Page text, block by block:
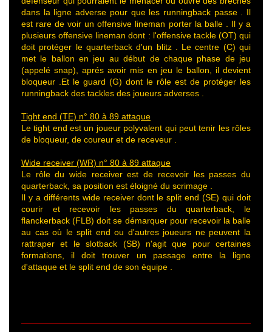
dans la ligne adverse pour que les runningback passe . Il
est rare de voir un offensive lineman porter la balle . Il y a
plusieurs offensive lineman dont : l'offensive tackle (OT) qui
doit protéger le quarterback d'un blitz . Le centre (C) qui
met le ballon en jeu au début de chaque phase de jeu
(appelé snap), aprés avoir mis en jeu le ballon, il devient
bloqueur .Et le guard (G) dont le rôle est de protéger les
runningback des tackles des joueurs adverses .
Tight end (TE) n° 80 à 89 attaque
Le tight end est un joueur polyvalent qui peut tenir les rôles
de bloqueur, de coureur et de receveur .
Wide receiver (WR) n° 80 à 89 attaque
Le rôle du wide receiver est de recevoir les passes du
quarterback, sa position est éloigné du scrimage .
Il y a différents wide receiver dont le split end (SE) qui doit
courir et recevoir les passes du quarterback, le
flanckerback (FLB) doit se démarquer pour recevoir la balle
au cas où le split end ou d'autres joueurs ne peuvent la
rattraper et le slotback (SB) n'agit que pour certaines
formations, il doit trouver un passage entre la ligne
d'attaque et le split end de son équipe .